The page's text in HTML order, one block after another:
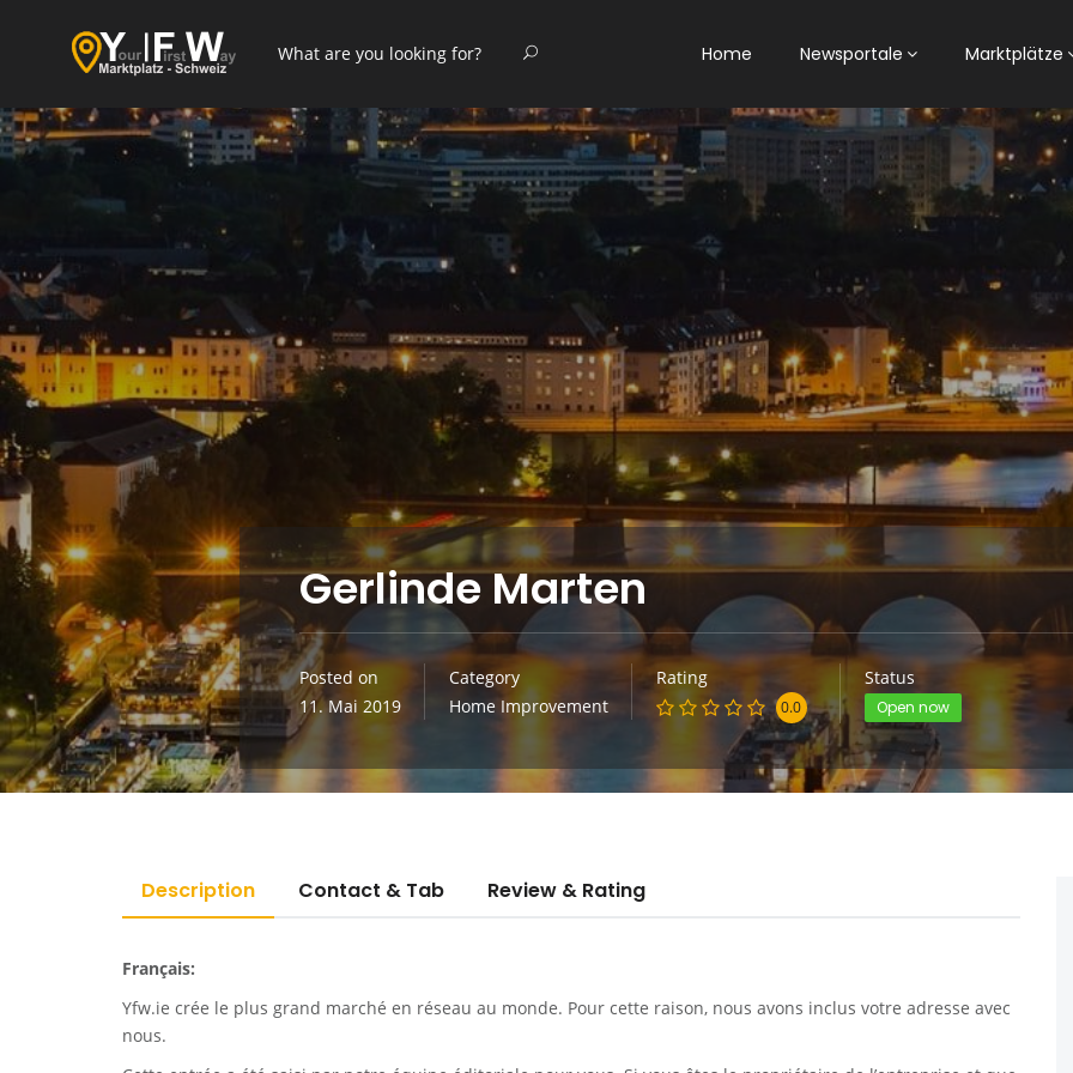
Home Newsportale Marktplätze
Gerlinde Marten
Posted on
11. Mai 2019
Category
Home Improvement
Rating
0.0
Status
Open now
Description Contact & Tab Review & Rating
Français:
Yfw.ie crée le plus grand marché en réseau au monde. Pour cette raison, nous avons inclus votre adresse avec
nous.